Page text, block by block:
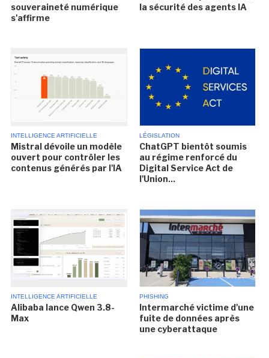
souveraineté numérique
s'affirme
la sécurité des agents IA
INTELLIGENCE ARTIFICIELLE
Mistral dévoile un modèle
ouvert pour contrôler les
contenus générés par l'IA
LÉGISLATION
ChatGPT bientôt soumis
au régime renforcé du
Digital Service Act de
l'Union...
INTELLIGENCE ARTIFICIELLE
Alibaba lance Qwen 3.8-
Max
PHISHING
Intermarché victime d'une
fuite de données après
une cyberattaque